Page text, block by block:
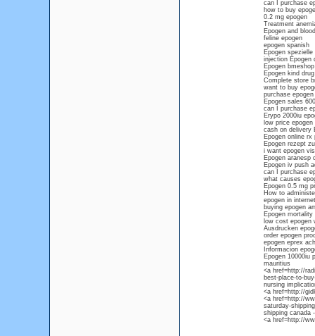
can I purchase
how to buy
0.2 mg epogen
Treatment
Epogen and
feline epogen
epogen spanish
Epogen spezielle
injection Epogen
Epogen bmeshop
Epogen kind
Complete store
want to buy
purchase
Epogen sales
can I purchase
Erypo 2000iu
low price
cash on delivery
Epogen online
Epogen rezept
i want epogen
Epogen aranesp
Epogen iv push
can I purchase
what causes
Epogen 0.5 mg
How to
epogen in
buying epogen
Epogen mortality
low cost epogen
Ausdrucken
order epogen
epogen eprex
Informacion
Epogen 10000iu
mauritius
<a href=http://
best-place-to-
nursing
<a href=http://
<a href=http://
saturday-
shipping canada
<a href=http://